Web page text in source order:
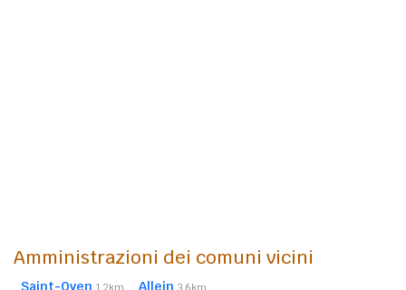
Amministrazioni dei comuni vicini
Saint-Oyen 1,2km Allein 3,6km